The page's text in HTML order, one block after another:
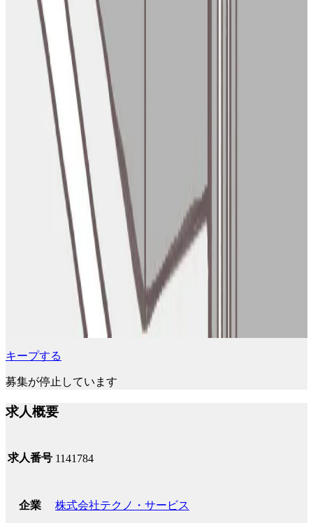
キープする
募集が停止しています
求人概要
求人番号 1141784
企業 株式会社テクノ・サービス